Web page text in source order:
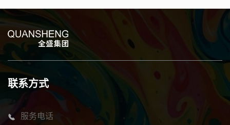
联系方式
服务电话